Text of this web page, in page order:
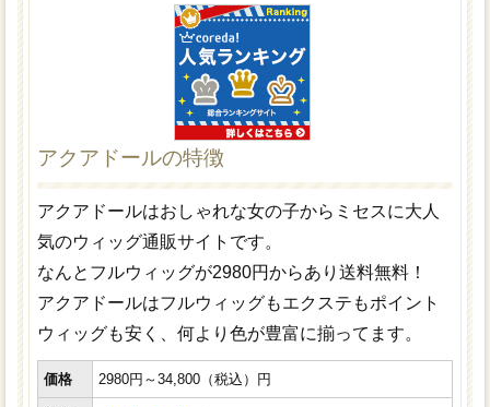
アクアドールの特徴
アクアドールはおしゃれな女の子からミセスに大人
気のウィッグ通販サイトです。
なんとフルウィッグが2980円からあり送料無料！
アクアドールはフルウィッグもエクステもポイント
ウィッグも安く、何より色が豊富に揃ってます。
価格 2980円～34,800（税込）円